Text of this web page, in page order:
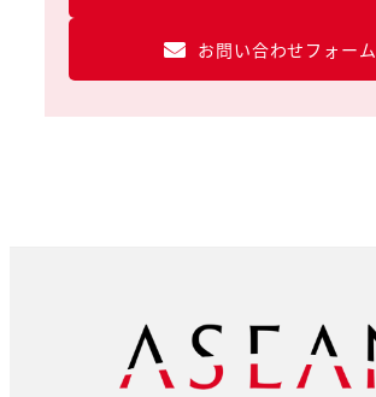
お問い合わせフォーム